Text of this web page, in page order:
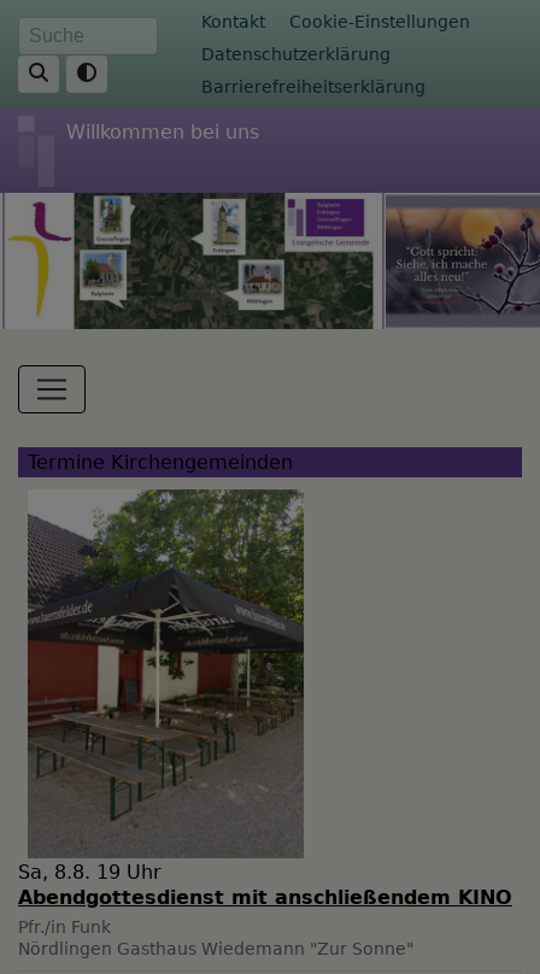
Direkt
zum
Inhalt
Suche Fußbereichsmenü
Kontakt
Cookie-Einstellungen
Datenschutzerklärung
Barrierefreiheitserklärung
Willkommen bei uns
Hauptnavigation
Termine Kirchengemeinden
Sa, 8.8. 19 Uhr
Abendgottesdienst mit anschließendem KINO
Pfr./in Funk
Nördlingen Gasthaus Wiedemann "Zur Sonne"